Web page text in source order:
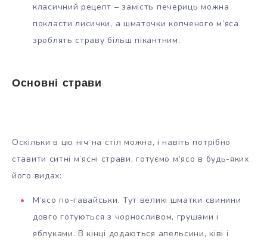
класичний рецепт – замість печериць можна
покласти лисички, а шматочки копченого м’яса
зроблять страву більш пікантним.
Основні страви
Оскільки в цю ніч на стіл можна, і навіть потрібно
ставити ситні м’ясні страви, готуємо м’ясо в будь-яких
його видах:
М’ясо по-гавайськи. Тут великі шматки свинини
довго готуються з чорносливом, грушами і
яблуками. В кінці додаються апельсини, ківі і